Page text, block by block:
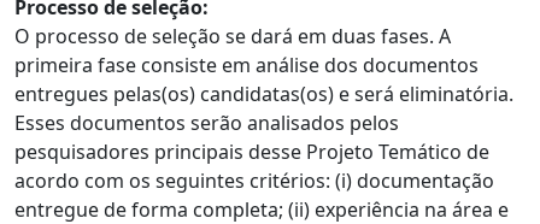
Processo de seleção:
O processo de seleção se dará em duas fases. A
primeira fase consiste em análise dos documentos
entregues pelas(os) candidatas(os) e será eliminatória.
Esses documentos serão analisados pelos
pesquisadores principais desse Projeto Temático de
acordo com os seguintes critérios: (i) documentação
entregue de forma completa; (ii) experiência na área e